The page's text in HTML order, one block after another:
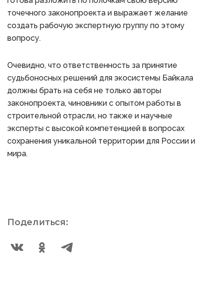
точечного законопроекта и выражает желание
создать рабочую экспертную группу по этому
вопросу.
Очевидно, что ответственность за принятие
судьбоносных решений для экосистемы Байкала
должны брать на себя не только авторы
законопроекта, чиновники с опытом работы в
строительной отрасли, но также и научные
эксперты с высокой компетенцией в вопросах
сохранения уникальной территории для России и
мира.
Поделиться: